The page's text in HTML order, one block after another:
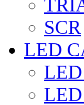
SCR
LED